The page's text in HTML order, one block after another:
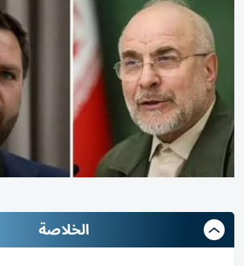
الخلاصة